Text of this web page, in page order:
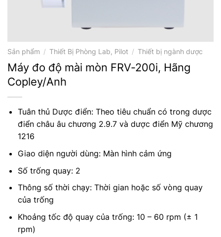
Sản phẩm / Thiết Bị Phòng Lab, Pilot / Thiết bị ngành dược
Máy đo độ mài mòn FRV-200i, Hãng
Copley/Anh
Tuân thủ Dược điển: Theo tiêu chuẩn có trong dược
điển châu âu chương 2.9.7 và dược điển Mỹ chương
1216
Giao diện người dùng: Màn hình cảm ứng
Số trống quay: 2
Thông số thời chạy: Thời gian hoặc số vòng quay
của trống
Khoảng tốc độ quay của trống: 10 – 60 rpm (± 1
rpm)